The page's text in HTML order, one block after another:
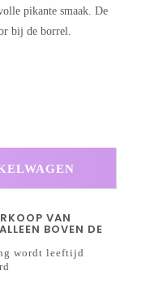
pikante smaak. De
bij de borrel.
VAN
BOVEN DE
wordt leeftijd